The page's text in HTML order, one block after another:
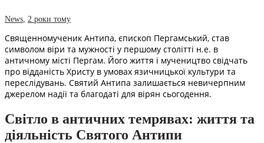
News 2 роки тому
Священномученик Антипа, єпископ Пергамський, став
символом віри та мужності у першому столітті н.е. в
античному місті Пергам. Його життя і мучеництво свідчать
про відданість Христу в умовах язичницької культури та
переслідувань. Святий Антипа залишається невичерпним
джерелом надії та благодаті для вірян сьогодення.
Світло в античних темрявах: життя та
діяльність Святого Антипи